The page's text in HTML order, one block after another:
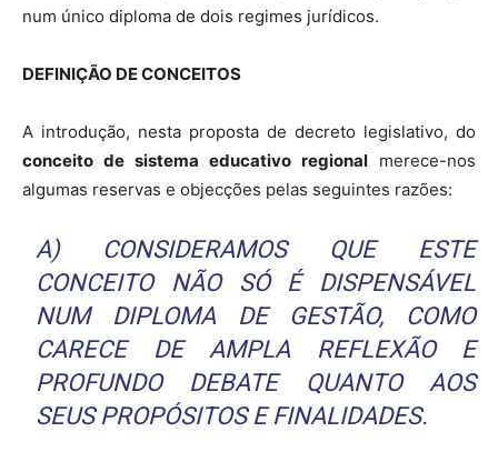
num único diploma de dois regimes jurídicos.
DEFINIÇÃO DE CONCEITOS
A introdução, nesta proposta de decreto legislativo, do
conceito de sistema educativo regional merece-nos
algumas reservas e objecções pelas seguintes razões:
A) CONSIDERAMOS QUE ESTE
CONCEITO NÃO SÓ É DISPENSÁVEL
NUM DIPLOMA DE GESTÃO, COMO
CARECE DE AMPLA REFLEXÃO E
PROFUNDO DEBATE QUANTO AOS
SEUS PROPÓSITOS E FINALIDADES.